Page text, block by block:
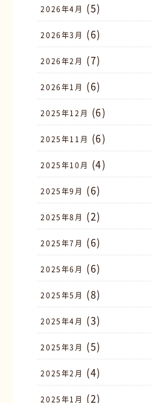
2026年4月 (5)
2026年3月 (6)
2026年2月 (7)
2026年1月 (6)
2025年12月 (6)
2025年11月 (6)
2025年10月 (4)
2025年9月 (6)
2025年8月 (2)
2025年7月 (6)
2025年6月 (6)
2025年5月 (8)
2025年4月 (3)
2025年3月 (5)
2025年2月 (4)
2025年1月 (2)